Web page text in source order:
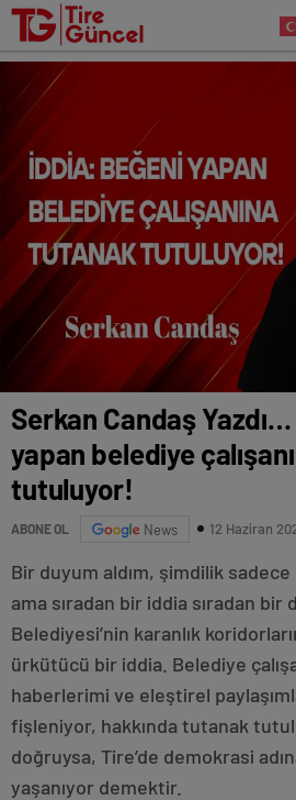
tutanak tutuluyor!
Serkan Candaş
yapan belediye
tutuluyor!
ABONE OL News 12 Haziran
Bir duyum aldım, şimdilik
ama sıradan bir iddia sıradan bir
Belediyesi’nin karanlık
ürkütücü bir iddia. Belediye
haberlerimi ve eleştirel
fişleniyor, hakkında tutanak
doğruysa, Tire’de demokrasi
yaşanıyor demektir.